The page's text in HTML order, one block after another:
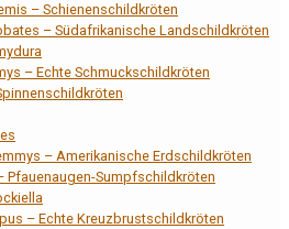
– Schienenschildkröten
– Südafrikanische Landschildkröten
– Echte Schmuckschildkröten
– Amerikanische Erdschildkröten
Pfauenaugen-Sumpfschildkröten
– Echte Kreuzbrustschildkröten